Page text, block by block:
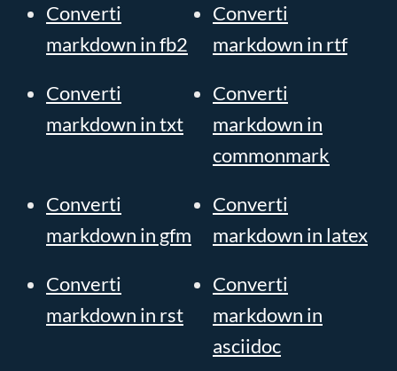
Converti
markdown in fb2
Converti
markdown in rtf
Converti
markdown in txt
Converti
markdown in
commonmark
Converti
markdown in gfm
Converti
markdown in latex
Converti
markdown in rst
Converti
markdown in
asciidoc